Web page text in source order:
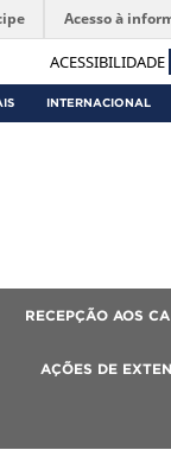
ACESSIBILIDADE
Acesso à
INTERNACIONAL
RECEPÇÃO AOS
AÇÕES DE